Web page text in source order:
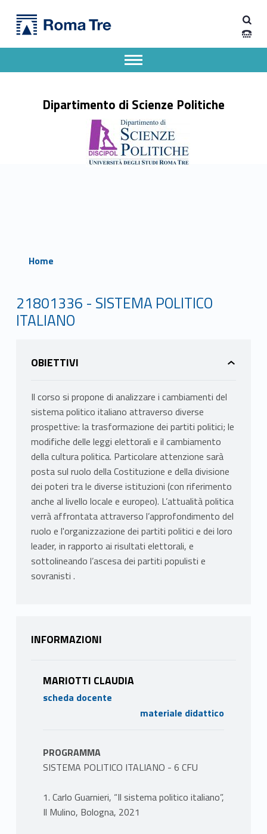
Dipartimento di Scienze Politiche
Dipartimento di Scienze Politiche
Apri il menu secondario
Header info sidebar
Home
21801336 - SISTEMA POLITICO
ITALIANO
OBIETTIVI
Il corso si propone di analizzare i cambiamenti del
sistema politico italiano attraverso diverse
prospettive: la trasformazione dei partiti politici; le
modifiche delle leggi elettorali e il cambiamento
della cultura politica. Particolare attenzione sarà
posta sul ruolo della Costituzione e della divisione
dei poteri tra le diverse istituzioni (con riferimento
anche al livello locale e europeo). L’attualità politica
verrà affrontata attraverso l’approfondimento del
ruolo e l'organizzazione dei partiti politici e dei loro
leader, in rapporto ai risultati elettorali, e
sottolineando l’ascesa dei partiti populisti e
sovranisti .
INFORMAZIONI
MARIOTTI CLAUDIA
scheda docente
materiale didattico
PROGRAMMA
SISTEMA POLITICO ITALIANO - 6 CFU
1. Carlo Guarnieri, “Il sistema politico italiano”,
Il Mulino, Bologna, 2021